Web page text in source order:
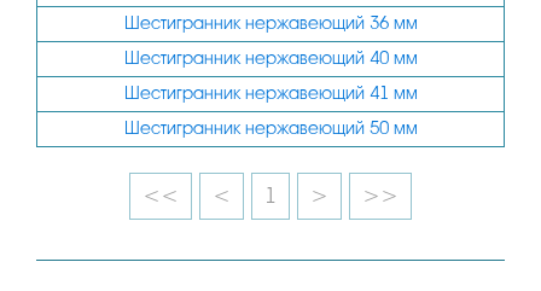
Шестигранник нержавеющий 36 мм
Шестигранник нержавеющий 40 мм
Шестигранник нержавеющий 41 мм
Шестигранник нержавеющий 50 мм
<< < 1 > >>